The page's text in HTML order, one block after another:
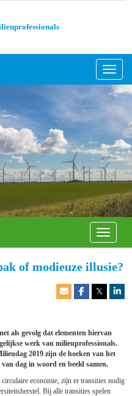
Toggle
of modieuze illusie?
𝕏
als gevolg dat elementen hiervan
werk van milieuprofessionals.
2019 zijn de hoeken van het
dag in woord en beeld samen.
circulaire economie, zijn er transities nodig
Bij alle transities spelen